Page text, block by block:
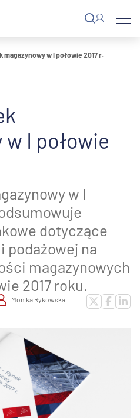
magazynowy w I połowie 2017 r.
I połowie
w I
dotyczące
podażowej na
magazynowych
2017 roku.
Monika Rykowska